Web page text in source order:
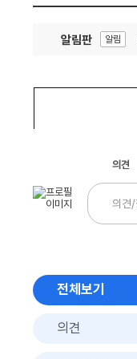
알림판 알림
의견
전체보기
의견